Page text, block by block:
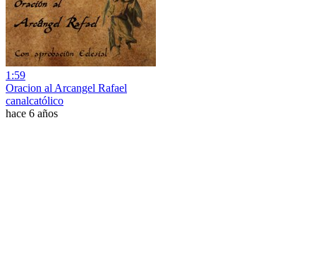
1:59
Oracion al Arcangel Rafael
canalcatólico
hace 6 años